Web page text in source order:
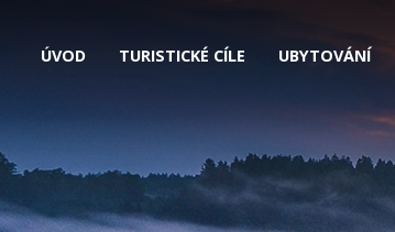
ÚVOD TURISTICKÉ CÍLE UBYTOVÁNÍ